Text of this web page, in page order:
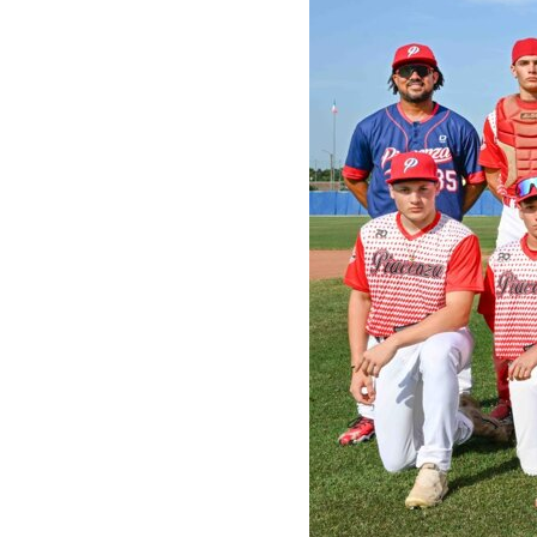
Storia
Storico
allenatori
I nostri